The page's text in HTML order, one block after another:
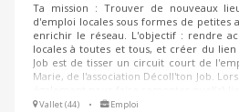
Ta mission : Trouver de nouveaux
d'emploi locales sous formes de petites
enrichir le réseau. L'objectif : rendre
locales à toutes et tous, et créer du
Job est de tisser un circuit court de
Marie, de l'association Décoll'ton Job.
pas à jour dans la diffusion des offres
Vallet (44) • Emploi